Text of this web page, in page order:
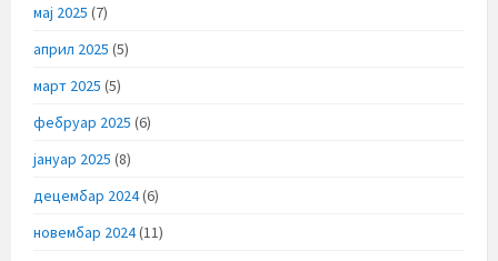
мај 2025 (7)
април 2025 (5)
март 2025 (5)
фебруар 2025 (6)
јануар 2025 (8)
децембар 2024(6)
новембар 2024(11)